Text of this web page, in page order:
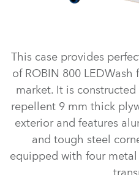
This case provides
of ROBIN 800
market. It is
repellent 9 mm thick
exterior and features
and tough steel
equipped with four